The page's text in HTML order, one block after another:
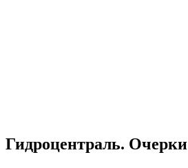
Гидроцентраль. Очерки